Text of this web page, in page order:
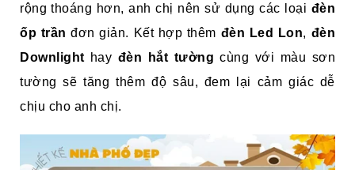
rộng thoáng hơn, anh chị nên sử dụng các loại đèn
ốp trần đơn giản. Kết hợp thêm đèn Led Lon, đèn
Downlight hay đèn hắt tường cùng với màu sơn
tường sẽ tăng thêm độ sâu, đem lại cảm giác dễ
chịu cho anh chị.